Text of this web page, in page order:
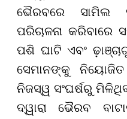
ଭୈରବରେ ସାମିଲ
ପରିଚାଳନା
ପଶି ଘାଟି ଏବଂ
ସେମାନଙ୍କୁ
ନିଜସ୍ୱ ସଂଘର୍ଷରୁ
ଦ୍ୱାରା ଭୈରବ